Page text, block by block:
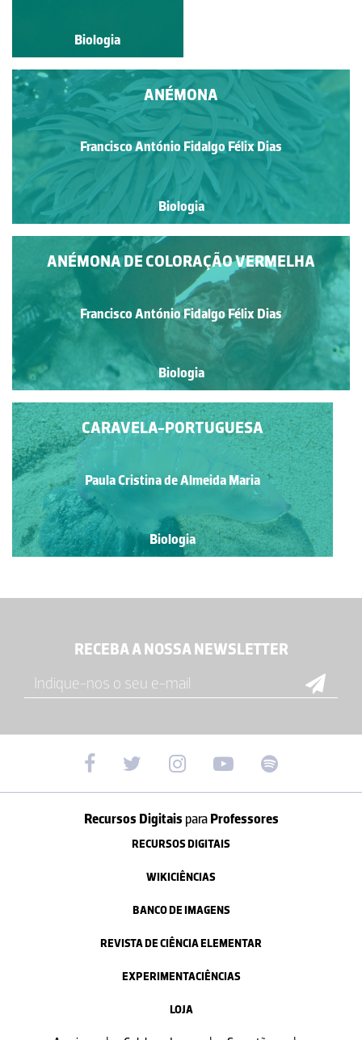
Biologia
Biologia
ANÉMONA
Francisco António Fidalgo Félix Dias
Biologia
ANÉMONA DE COLORAÇÃO VERMELHA
Francisco António Fidalgo Félix Dias
Biologia
CARAVELA-PORTUGUESA
Paula Cristina de Almeida Maria
Biologia
RECEBA A NOSSA NEWSLETTER
Recursos Digitais paraProfessores
RECURSOS DIGITAIS
WIKICIÊNCIAS
BANCO DE IMAGENS
REVISTA DE CIÊNCIA ELEMENTAR
EXPERIMENTACIÊNCIAS
LOJA